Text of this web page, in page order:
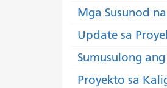
Mga Susunod
Update sa
Sumusulong
Proyekto sa